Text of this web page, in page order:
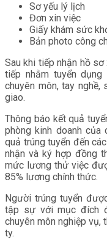
Sơ yếu lý lịch
Đơn xin việc
Giấy khám sức
Bản photo công
Sau khi tiếp nhận hồ
tiếp nhằm tuyển
chuyên môn, tay
giao.
Thông báo kết quả
phòng kinh doanh
quả trúng tuyển đến
nhận và ký hợp đồng
mức lương thử việc
85% lương chính thức.
Người trúng tuyển
tập sự với mục đích
chuyên môn nghiệp vụ,
ty.